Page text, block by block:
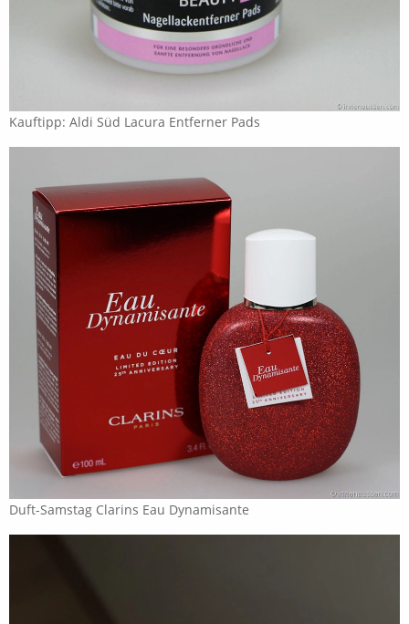
Kauftipp: Aldi Süd Lacura Entferner Pads
Duft-Samstag Clarins Eau Dynamisante